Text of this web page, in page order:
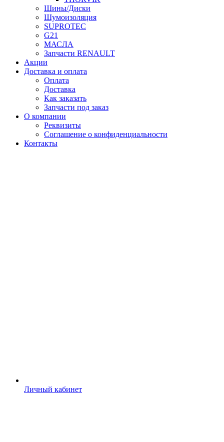
Шины/Диски
Шумоизоляция
SUPROTEC
G21
МАСЛА
Запчасти RENAULT
Акции
Доставка и оплата
Оплата
Доставка
Как заказать
Запчасти под заказ
О компании
Реквизиты
Соглашение о конфиденциальности
Контакты
Личный кабинет